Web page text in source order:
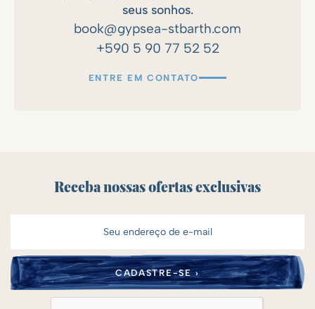
seus sonhos.
book@gypsea-stbarth.com
+590 5 90 77 52 52
ENTRE EM CONTATO
Receba nossas ofertas exclusivas